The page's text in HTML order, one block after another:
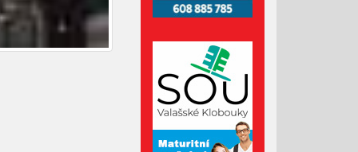
Srpen 2026
Červen 2026
Květen 2026
Duben 2026
Březen 2026